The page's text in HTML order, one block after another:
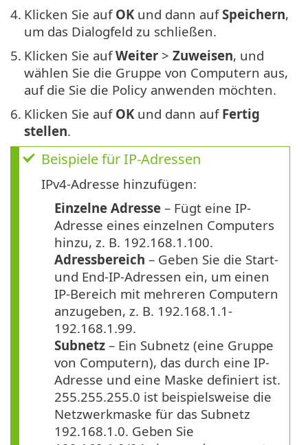
4. Klicken Sie auf OKund dann aufSpeichern,
um das Dialogfeld zu schließen.
5. Klicken Sie aufWeiter > Zuweisen, und
wählen Sie die Gruppe von Computern aus,
auf die Sie die Policy anwenden möchten.
6. Klicken Sie auf OKund dann auf Fertig
stellen.
Beispiele für IP-Adressen
IPv4-Adresse hinzufügen:
Einzelne Adresse – Fügt eine IP-
Adresse eines einzelnen Computers
hinzu, z. B. 192.168.1.100.
Adressbereich – Geben Sie die Start-
und End-IP-Adressen ein, um einen
IP-Bereich mit mehreren Computern
anzugeben, z. B. 192.168.1.1-
192.168.1.99.
Subnetz – Ein Subnetz (eine Gruppe
von Computern), das durch eine IP-
Adresse und eine Maske definiert ist.
255.255.255.0 ist beispielsweise die
Netzwerkmaske für das Subnetz
192.168.1.0. Geben Sie